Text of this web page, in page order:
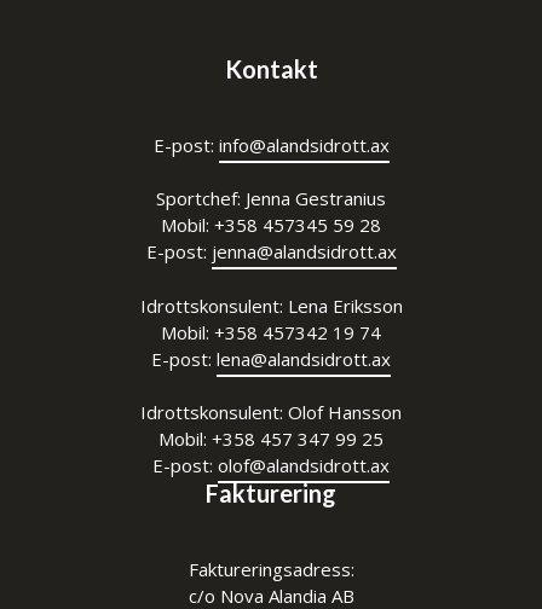
Kontakt
E-post: info@alandsidrott.ax
Sportchef: Jenna Gestranius
Mobil: +358 457345 59 28
E-post: jenna@alandsidrott.ax
Idrottskonsulent: Lena Eriksson
Mobil: +358 457342 19 74
E-post: lena@alandsidrott.ax
Idrottskonsulent: Olof Hansson
Mobil: +358 457 347 99 25
E-post: olof@alandsidrott.ax
Fakturering
Faktureringsadress:
c/o Nova Alandia AB